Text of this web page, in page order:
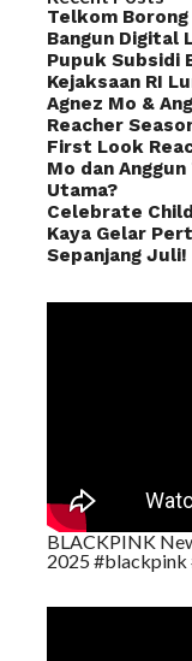
Telkom
Bangun Digital
Pupuk Subsidi
Kejaksaan RI
Agnez Mo &
Reacher
First Look
Mo dan
Utama?
Celebrate
Kaya Gelar
Sepanjang Juli!
BLACKPINK
2025